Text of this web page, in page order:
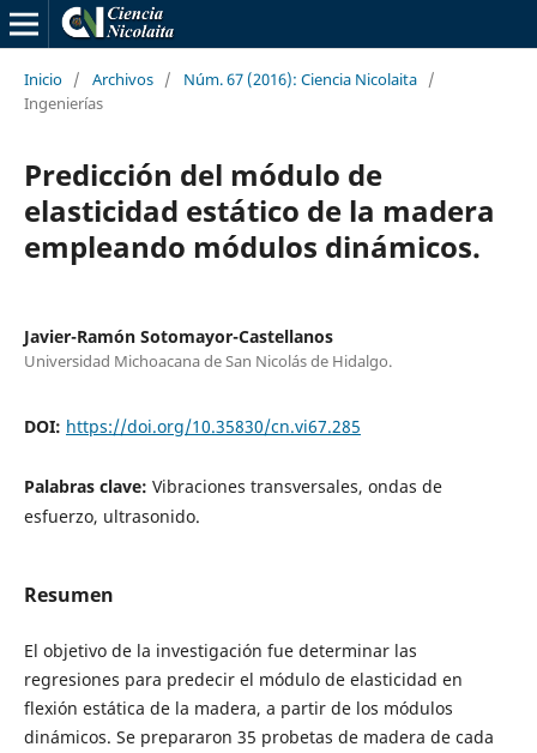
Inicio / Archivos / Núm. 67 (2016): Ciencia Nicolaita /
Ingenierías
Predicción del módulo de
elasticidad estático de la madera
empleando módulos dinámicos.
Javier-Ramón Sotomayor-Castellanos
Universidad Michoacana de San Nicolás de Hidalgo.
DOI: https://doi.org/10.35830/cn.vi67.285
Palabras clave: Vibraciones transversales, ondas de
esfuerzo, ultrasonido.
Resumen
El objetivo de la investigación fue determinar las
regresiones para predecir el módulo de elasticidad en
flexión estática de la madera, a partir de los módulos
dinámicos. Se prepararon 35 probetas de madera de cada